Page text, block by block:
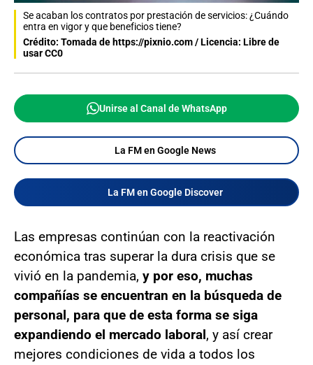
Se acaban los contratos por prestación de servicios: ¿Cuándo
entra en vigor y que beneficios tiene?
Crédito: Tomada de https://pixnio.com / Licencia: Libre de
usar CC0
Unirse al Canal de WhatsApp
La FM en Google News
La FM en Google Discover
Las empresas continúan con la reactivación
económica tras superar la dura crisis que se
vivió en la pandemia, y por eso, muchas
compañías se encuentran en la búsqueda de
personal, para que de esta forma se siga
expandiendo el mercado laboral, y así crear
mejores condiciones de vida a todos los